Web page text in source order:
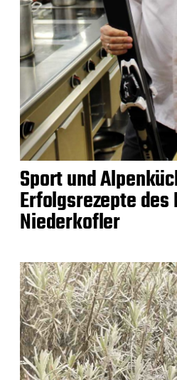
Sport und
Erfolgsrezepte
Niederkofler